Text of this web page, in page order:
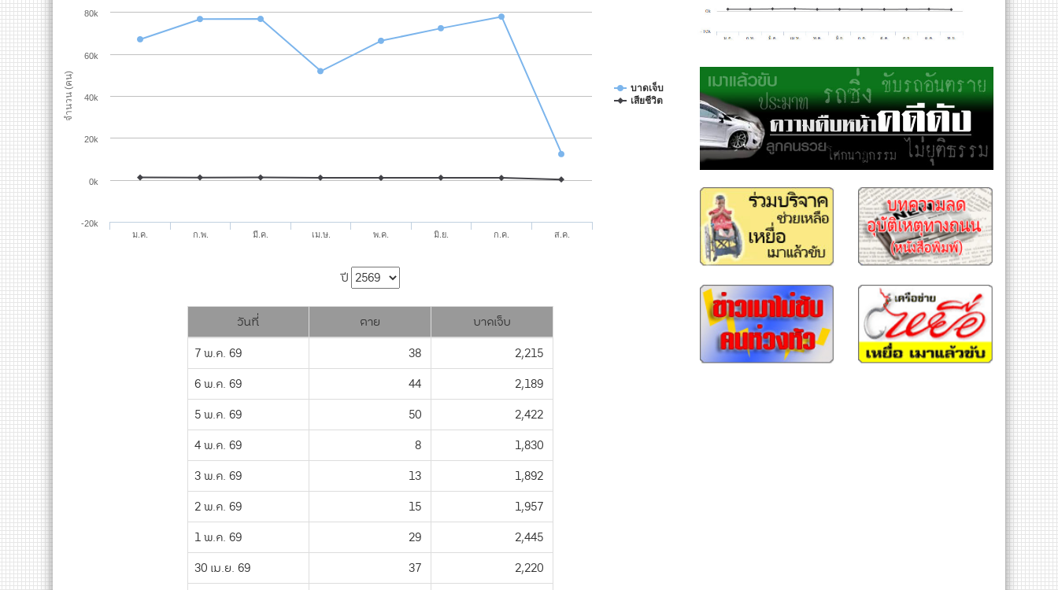
จำนวน (คน) บาดเจ็บ
เสียชีวิต
ม.ค. ก.พ. มี.ค. เม.ษ. พ.ค. มิ.ย. ก.ค. ส.ค.
-20k
0k
20k
40k
60k
80k
ปี
วันที่ ตาย
บาดเจ็บ
7 พ.ค. 69
38
2,215
6 พ.ค. 69
44
2,189
5 พ.ค. 69
50
2,422
4 พ.ค. 69
8
1,830
3 พ.ค. 69
13
1,892
2 พ.ค. 69
15
1,957
1 พ.ค. 69
29
2,445
30 เม.ย. 69
37
2,220